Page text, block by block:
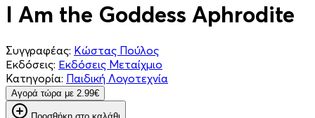
I Am the Goddess Aphrodite
Συγγραφέας: Κώστας Πούλος
Εκδόσεις: Εκδόσεις Μεταίχμιο
Κατηγορία: Παιδική Λογοτεχνία
Aγορά τώρα με 2.99€